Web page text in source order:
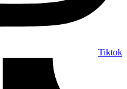
Tiktok